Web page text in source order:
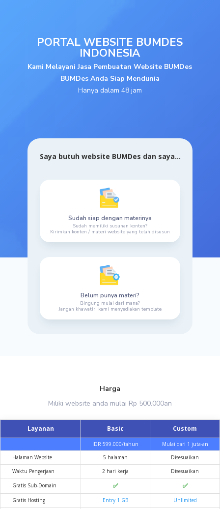
PORTAL WEBSITE BUMDES
INDONESIA
Kami Melayani Jasa Pembuatan Website BUMDes
BUMDes Anda Siap Mendunia
Hanya dalam 48 jam
Saya butuh website BUMDes dan saya…
Sudah siap dengan materinya
Sudah memiliki susunan konten?
Kirimkan konten / materi website yang telah disusun
Belum punya materi?
Bingung mulai dari mana?
Jangan khawatir, kami menyediakan template
Harga
Miliki website anda mulai Rp 500.000an
Layanan Basic Custom
IDR 599.000/tahun
Mulai dari 1 juta-an
Halaman Website
5 halaman
Disesuaikan
Waktu Pengerjaan
2 hari kerja Disesuaikan
Gratis Sub-Domain ✅ ✅
Gratis Hosting Entry 1 GB Unlimited